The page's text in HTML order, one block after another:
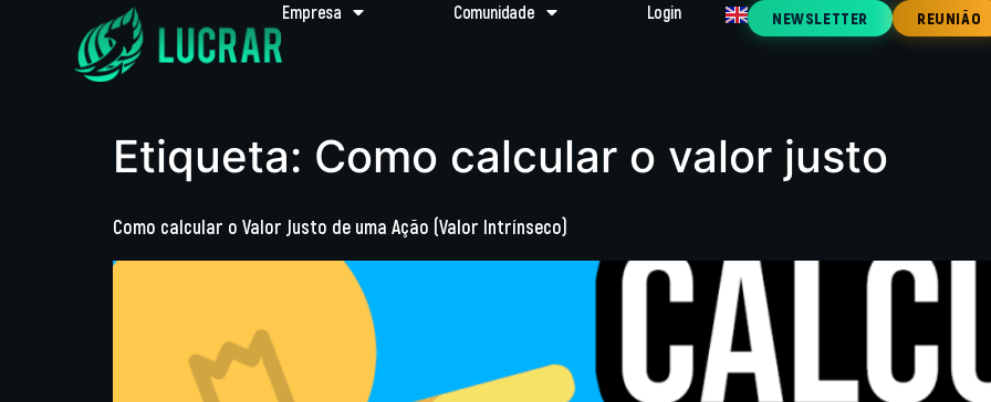
Empresa Comunidade Login NEWSLETTER REUNIÃO
Etiqueta: Como calcular o valor justo
Como calcular o Valor Justo de uma Ação (Valor Intrínseco)